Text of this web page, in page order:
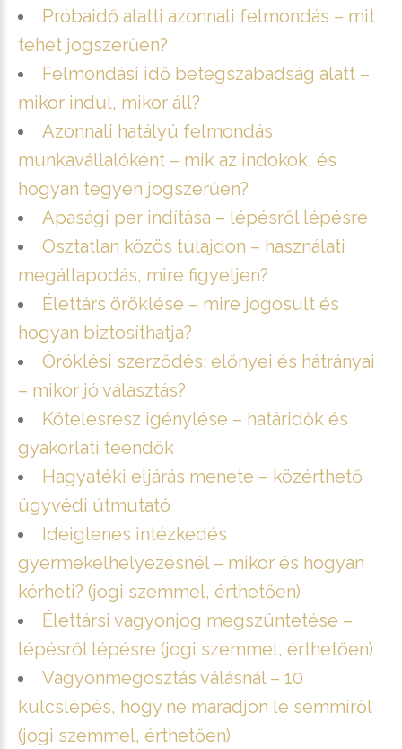
Próbaidő alatti azonnali felmondás – mit
tehet jogszerűen?
Felmondási idő betegszabadság alatt –
mikor indul, mikor áll?
Azonnali hatályú felmondás
munkavállalóként – mik az indokok, és
hogyan tegyen jogszerűen?
Apasági per indítása – lépésről lépésre
Osztatlan közös tulajdon – használati
megállapodás, mire figyeljen?
Élettárs öröklése – mire jogosult és
hogyan biztosíthatja?
Öröklési szerződés: előnyei és hátrányai
– mikor jó választás?
Kötelesrész igénylése – határidők és
gyakorlati teendők
Hagyatéki eljárás menete – közérthető
ügyvédi útmutató
Ideiglenes intézkedés
gyermekelhelyezésnél – mikor és hogyan
kérheti? (jogi szemmel, érthetően)
Élettársi vagyonjog megszüntetése –
lépésről lépésre (jogi szemmel, érthetően)
Vagyonmegosztás válásnál – 10
kulcslépés, hogy ne maradjon le semmiről
(jogi szemmel, érthetően)